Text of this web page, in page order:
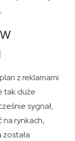
z reklamami
tak duże
sygnał,
na rynkach,